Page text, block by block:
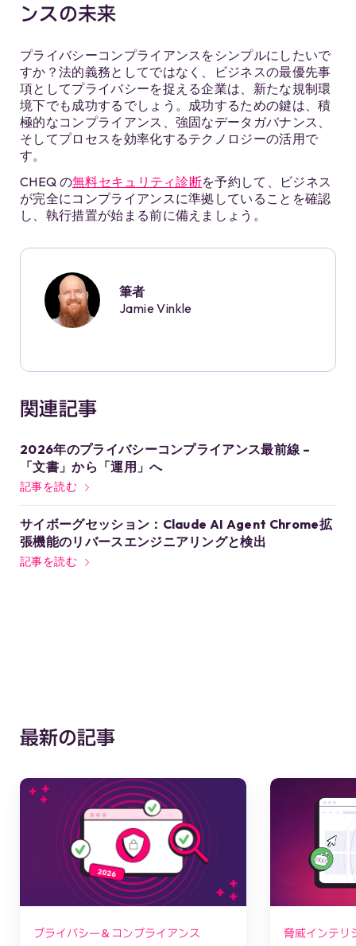
ンスの未来
プライバシーコンプライアンスをシンプルにしたいで
すか？法的義務としてではなく、ビジネスの最優先事
項としてプライバシーを捉える企業は、新たな規制環
境下でも成功するでしょう。成功するための鍵は、積
極的なコンプライアンス、強固なデータガバナンス、
そしてプロセスを効率化するテクノロジーの活用で
す。
CHEQ の無料セキュリティ診断を予約して、ビジネス
が完全にコンプライアンスに準拠していることを確認
し、執行措置が始まる前に備えましょう。
筆者
Jamie Vinkle
関連記事
2026年のプライバシーコンプライアンス最前線 –
「文書」から「運用」へ
記事を読む
サイボーグセッション：Claude AI Agent Chrome拡
張機能のリバースエンジニアリングと検出
記事を読む
最新の記事
プライバシー＆コンプライアンス 脅威インテリ